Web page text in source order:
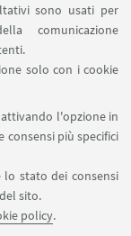
sono usati per
comunicazione
solo con i cookie
l'opzione in
consensi più specifici
lo stato dei consensi
sito.
policy.